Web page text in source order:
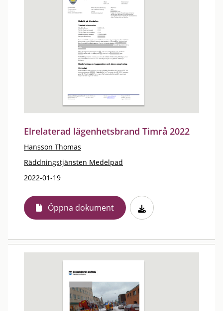
Elrelaterad lägenhetsbrand Timrå 2022
Hansson Thomas
Räddningstjänsten Medelpad
2022-01-19
Öppna dokument